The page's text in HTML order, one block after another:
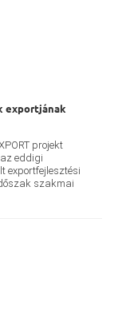
exportjának
projekt
eddigi
exportfejlesztési
szakmai